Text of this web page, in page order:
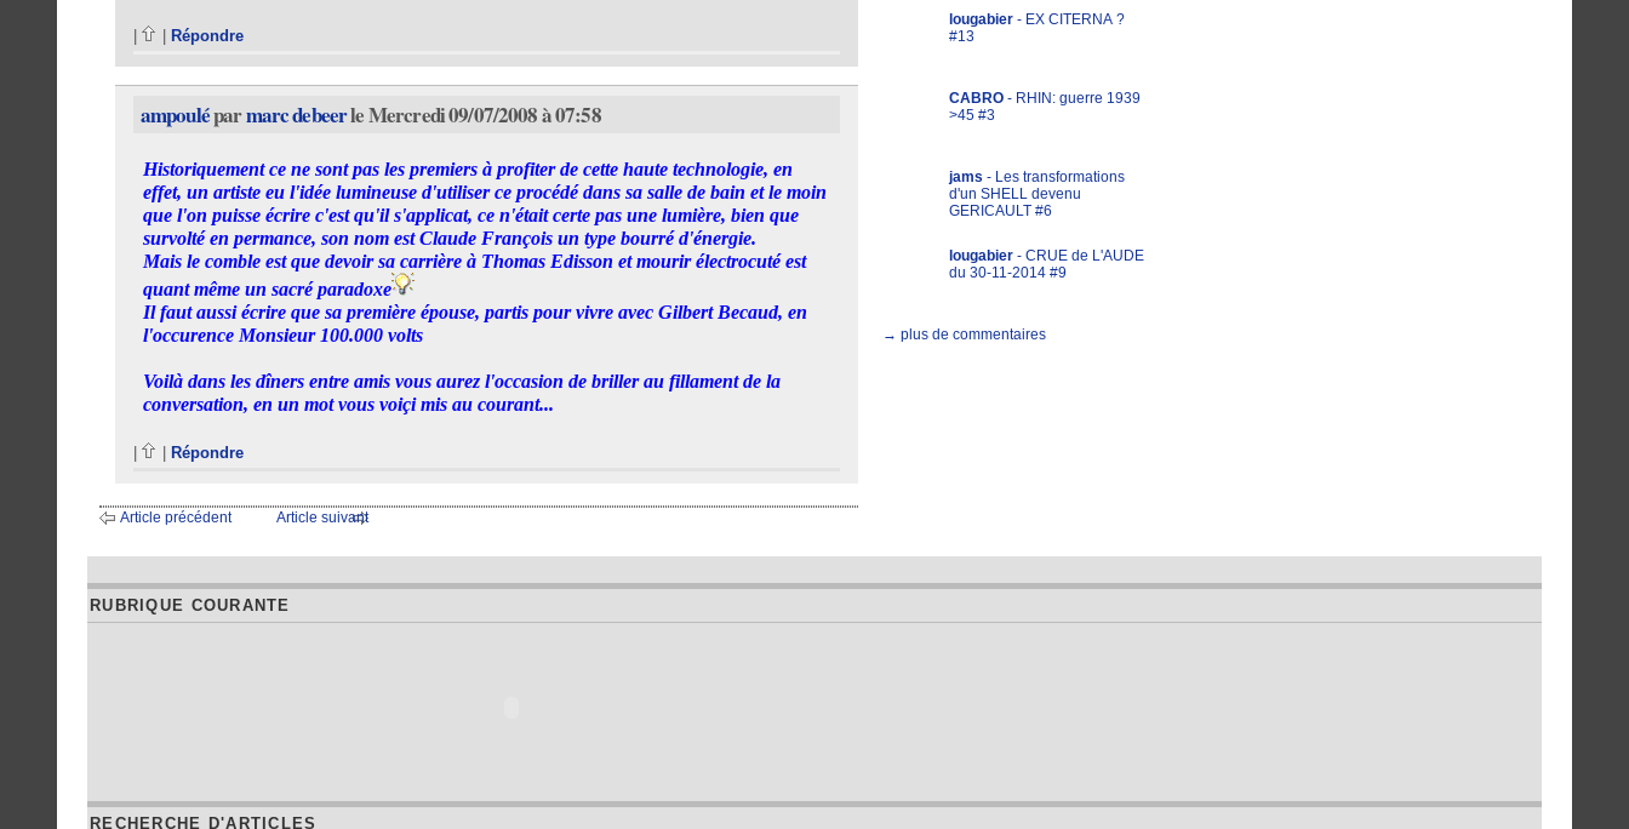
| | Répondre
ampouléparmarc debeerle Mercredi 09/07/2008 à 07:58
Historiquement ce ne sont pas les premiers à profiter de cette haute technologie, en
effet, un artiste eu l'idée lumineuse d'utiliser ce procédé dans sa salle de bain et le moin
que l'on puisse écrire c'est qu'il s'applicat, ce n'était certe pas une lumière, bien que
survolté en permance, son nom est Claude François un type bourré d'énergie.
Mais le comble est que devoir sa carrière à Thomas Edisson et mourir électrocuté est
quant même un sacré paradoxe
Il faut aussi écrire que sa première épouse, partis pour vivre avec Gilbert Becaud, en
l'occurence Monsieur 100.000 volts
Voilà dans les dîners entre amis vous aurez l'occasion de briller au fillament de la
conversation, en un mot vous voiçi mis au courant...
Répondre
Article précédent Article suivant
lougabier - EX CITERNA ?
#13
CABRO - RHIN: guerre 1939
>45 #3
jams - Les transformations
d'un SHELL devenu
GERICAULT #6
lougabier - CRUE de L'AUDE
du 30-11-2014 #9
→ plus de commentaires
RUBRIQUE COURANTE
RECHERCHE D'ARTICLES